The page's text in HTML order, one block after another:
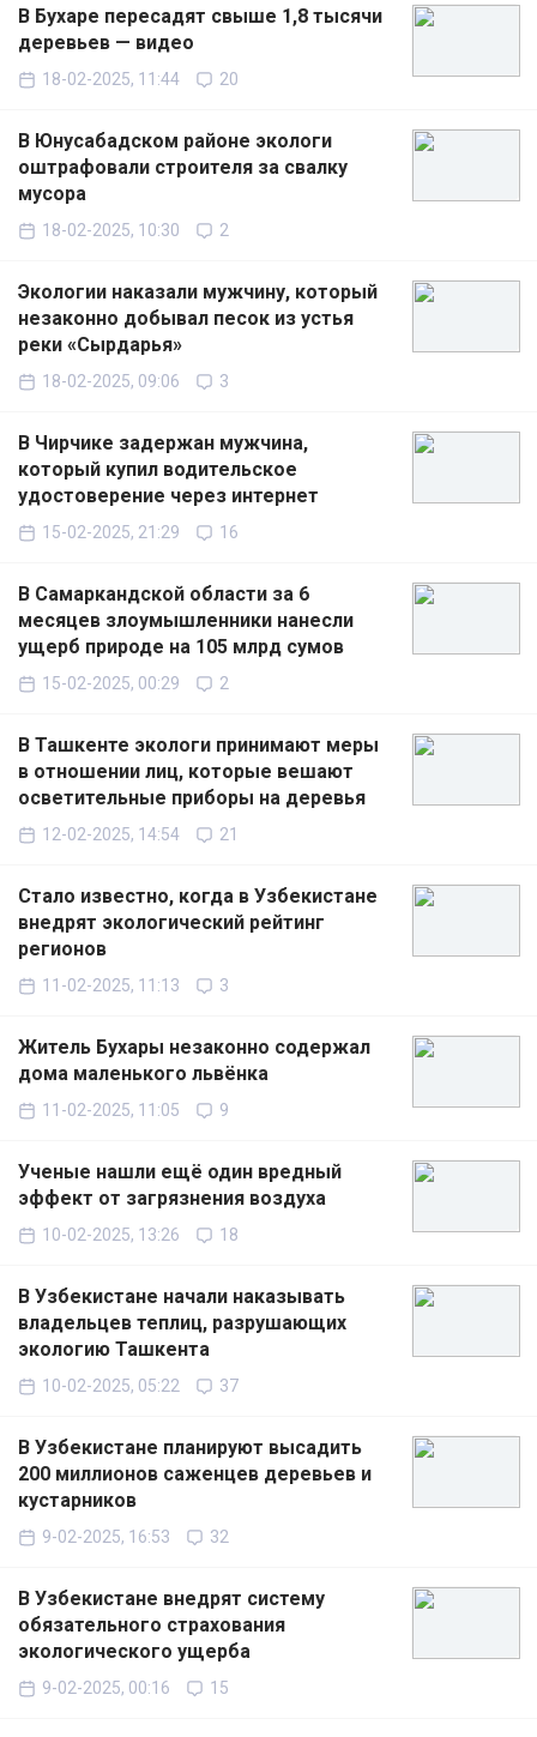
В Бухаре пересадят свыше 1,8 тысячи
деревьев — видео
18-02-2025, 11:44 20
В Юнусабадском районе экологи
оштрафовали строителя за свалку
мусора
18-02-2025, 10:30 2
Экологии наказали мужчину, который
незаконно добывал песок из устья
реки «Сырдарья»
18-02-2025, 09:06 3
В Чирчике задержан мужчина,
который купил водительское
удостоверение через интернет
15-02-2025, 21:29 16
В Самаркандской области за 6
месяцев злоумышленники нанесли
ущерб природе на 105 млрд сумов
15-02-2025, 00:29 2
В Ташкенте экологи принимают меры
в отношении лиц, которые вешают
осветительные приборы на деревья
12-02-2025, 14:54 21
Стало известно, когда в Узбекистане
внедрят экологический рейтинг
регионов
11-02-2025, 11:13 3
Житель Бухары незаконно содержал
дома маленького львёнка
11-02-2025, 11:05 9
Ученые нашли ещё один вредный
эффект от загрязнения воздуха
10-02-2025, 13:26 18
В Узбекистане начали наказывать
владельцев теплиц, разрушающих
экологию Ташкента
10-02-2025, 05:22 37
В Узбекистане планируют высадить
200 миллионов саженцев деревьев и
кустарников
9-02-2025, 16:53 32
В Узбекистане внедрят систему
обязательного страхования
экологического ущерба
9-02-2025, 00:16 15